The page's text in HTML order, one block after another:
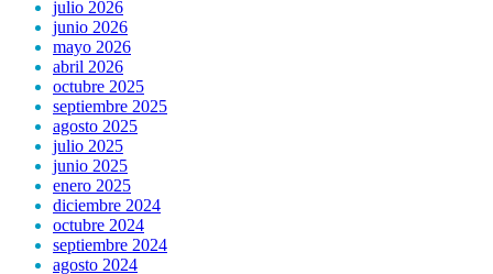
julio 2026
junio 2026
mayo 2026
abril 2026
octubre 2025
septiembre 2025
agosto 2025
julio 2025
junio 2025
enero 2025
diciembre 2024
octubre 2024
septiembre 2024
agosto 2024